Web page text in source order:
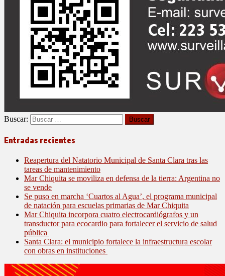
Buscar:
Entradas recientes
Reapertura del Natatorio Municipal de Santa Clara tras las
tareas de mantenimiento
Mar Chiquita se moviliza en defensa de la tierra: Argentina no
se vende
Se puso en marcha ‘Cuartos al Agua’, el programa municipal
de natación para escuelas primarias de Mar Chiquita
Mar Chiquita incorpora cuatro electrocardiógrafos y un
transductor para ecocardio para fortalecer el servicio de salud
pública
Santa Clara: el municipio fortalece la infraestructura escolar
con obras en instituciones